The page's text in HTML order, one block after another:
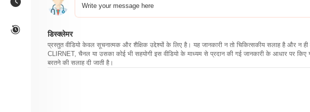
Write your message here
डिस्क्लेमर
प्रस्तुत वीडियो केवल सूचनात्मक और शैक्षिक उद्देश्यों के लिए है। यह जानकारी न तो चिकित्सकीय सलाह है और न
CLIRNET, चैनल या उसका कोई भी सहयोगी इस वीडियो के माध्यम से प्रदान की गई जानकारी के आधार पर किए गए
बरतने की सलाह दी जाती है।